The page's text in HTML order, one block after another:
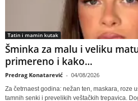
Tatin i mamin kutak
Šminka za malu i veliku
primereno i kako...
Predrag Konatarević - 04/08/2026
Za četrnaest godina: nežan ten, maskara, roze
tamnih senki i prevelikih veštačkih trepavica.